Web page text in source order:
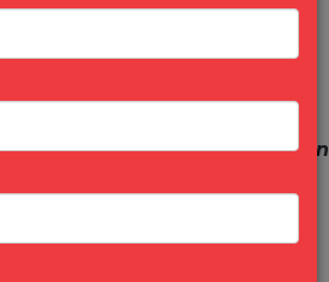
Nam 2023 - Thăm quan gian